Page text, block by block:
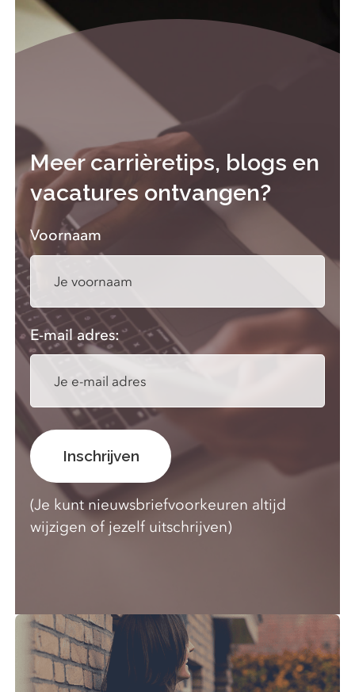
Meer carrièretips, blogs en
vacatures ontvangen?
Voornaam
E-mail adres:
(Je kunt nieuwsbriefvoorkeuren altijd
wijzigen of jezelf uitschrijven)